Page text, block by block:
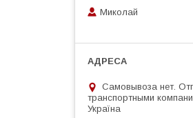
Миколай
Самовывоза нет.
транспортными
Україна